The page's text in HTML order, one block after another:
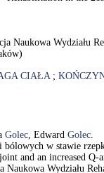
Naukowa Wydziału
CIAŁA;
Golec, Edward Golec.
bólowych w stawie
and an increased
Naukowa Wydziału